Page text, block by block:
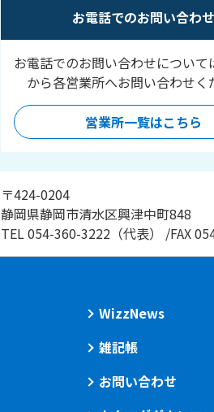
お電話でのお問い合わせ
お電話でのお問い合わせについて
から各営業所へお問い合わせく
営業所一覧はこちら
〒424-0204
静岡県静岡市清水区興津中町848
TEL054-360-3222（代表） /FAX
WizzNews
雑記帳
お問い合わせ